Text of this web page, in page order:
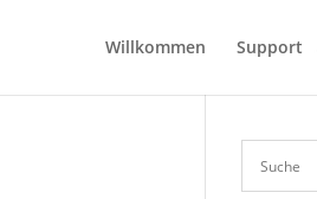
Willkommen Support